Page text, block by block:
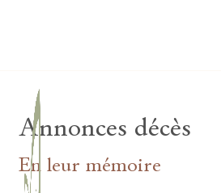
Annonces décès
En leur mémoire